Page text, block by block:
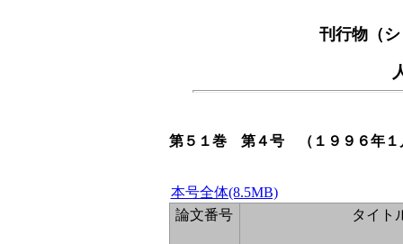
刊行物（
第５１巻 第４号 （１９９６年１
本号全体(8.5MB)
論文番号
タイト